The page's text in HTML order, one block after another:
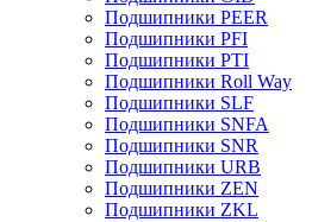
Подшипники PEER
Подшипники PFI
Подшипники PTI
Подшипники Roll Way
Подшипники SLF
Подшипники SNFA
Подшипники SNR
Подшипники URB
Подшипники ZEN
Подшипники ZKL